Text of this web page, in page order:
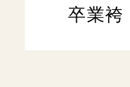
卒業袴